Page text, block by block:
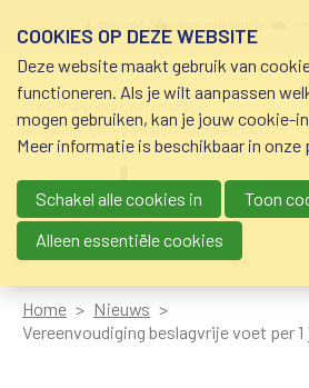
schuldhulp • sociaal krediet •
budgetbeheer • beschermingsbewind
Main navigation
Home
Nieuws
Vereenvoudiging beslagvrije voet per
COOKIES OP DEZE WEBSITE
Deze website maakt gebruik van
functioneren. Als je wilt aanpassen
mogen gebruiken, kan je jouw cookie-
Meer informatie is beschikbaar in onze
Schakel alle cookies in
Toon
Alleen essentiële cookies